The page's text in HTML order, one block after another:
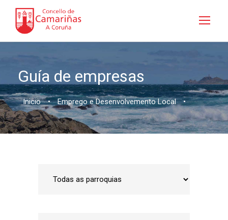
Guía de empresas
Inicio • Emprego e Desenvolvemento Local •